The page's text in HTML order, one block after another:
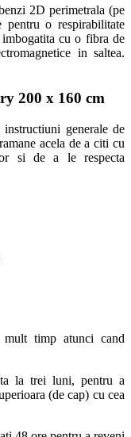
2D perimetrala (pe
pentru o respirabilitate
cu o fibra de
in saltea.
200 x 160 cm
generale de
acela de a citi cu
si de a le respecta
timp atunci cand
la trei luni, pentru a
(de cap) cu cea